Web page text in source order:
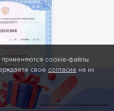
cookie-файлы .
свое согласие на их